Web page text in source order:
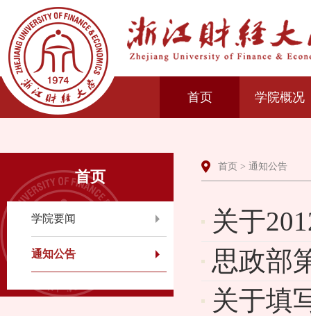
首页 学院概况
首页
学院要闻
通知公告
首页 > 通知公告
关于
思政部
关于填